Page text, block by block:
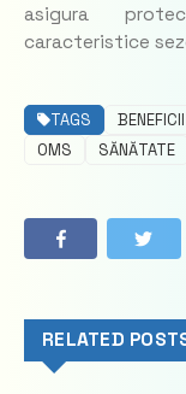
asigura
caracteristice
TAGS BENEFICII
OMS
SĂNĂTATE
RELATED